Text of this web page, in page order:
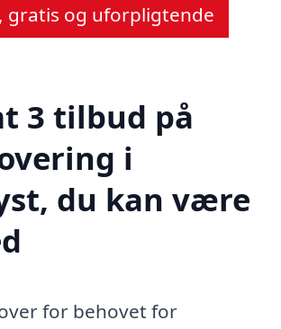
gratis og uforpligtende
3 tilbud på
i
du kan være
for behovet for